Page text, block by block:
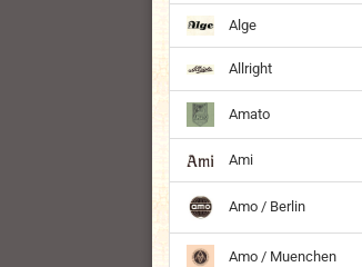
Alge
Allright
Amato
Ami
Amo / Berlin
Amo / Muenchen